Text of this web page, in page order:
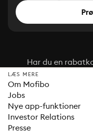
Har du en
LÆS MERE
Om Mofibo
Jobs
Nye app-funktioner
Investor Relations
Presse